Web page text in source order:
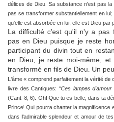
délices de Dieu. Sa substance n'est pas
pas se transformer substantiellement en
qu'elle est absorbée en lui, elle est Dieu par
La difficulté c'est qu'il n'y a pas
pas en Dieu puisque je reste
participant du divin tout en
en Dieu, je reste moi-même, et
transformé en fils de Dieu. Un
L'âme « comprend parfaitement la vérité de
livre des Cantiques: “Ces lampes
(Cant. 8, 6). Oh! Que tu es belle, dans ta
Prince! Qui pourra chanter la magnificence
dans l'admirable splendeur et amour de